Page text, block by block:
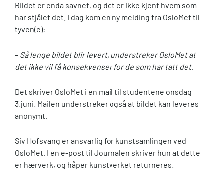
Bildet er enda savnet, og det er ikke kjent hvem som
har stjålet det. I dag kom en ny melding fra OsloMet til
tyven(e):
– Så lenge bildet blir levert, understreker OsloMet at
det ikke vil få konsekvenser for de som har tatt det.
Det skriver OsloMet i en mail til studentene onsdag
3.juni. Mailen understreker også at bildet kan leveres
anonymt.
Siv Hofsvang er ansvarlig for kunstsamlingen ved
OsloMet. I en e-post til Journalen skriver hun at dette
er hærverk, og håper kunstverket returneres.